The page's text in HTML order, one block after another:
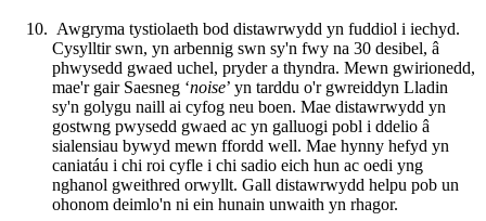
Awgryma tystiolaeth bod distawrwydd yn fuddiol i iechyd.
Cysylltir swn, yn arbennig swn sy'n fwy na 30 desibel, â
phwysedd gwaed uchel, pryder a thyndra. Mewn gwirionedd,
mae'r gair Saesneg ‘noise’ yn tarddu o'r gwreiddyn Lladin
sy'n golygu naill ai cyfog neu boen. Mae distawrwydd yn
gostwng pwysedd gwaed ac yn galluogi pobl i ddelio â
sialensiau bywyd mewn ffordd well. Mae hynny hefyd yn
caniatáu i chi roi cyfle i chi sadio eich hun ac oedi yng
nghanol gweithred orwyllt. Gall distawrwydd helpu pob un
ohonom deimlo'n ni ein hunain unwaith yn rhagor.